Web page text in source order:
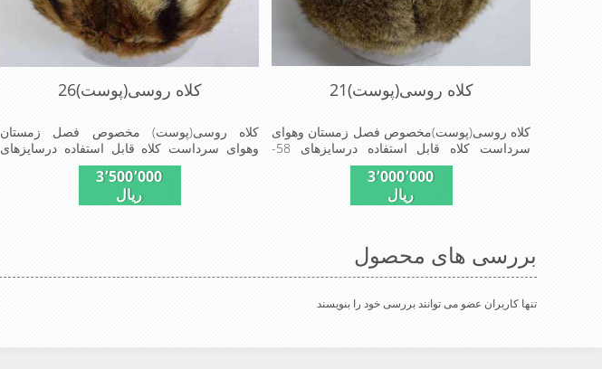
کلاه روسی(پوست)21
کلاه روسی(پوست)مخصوص فصل زمستان وهوای
سرداست کلاه قابل استفاده درسایزهای 58-
59می باشد(فری سایز)وجنس این کلاه ازپوست
طبیی(خَز) تهیه شده است وآستری آن ازجنس
ساتن است این کلاه بسیارشیک وزیبا می
گردن روگرم نگاه می دارد
3٬000٬000
ریال
کلاه روسی(پوست)26
کلاه روسی(پوست) مخصوص فصل زمستان
وهوای سرداست کلاه قابل استفاده درسایزهای
58-59می باشد(فری سایز)وجنس این کلاه
ازپوست طبیی(خَز) تهیه شده است وآستری آن
ازجنس ساتن است این کلاه بسیار شیک وزیبا می
3٬500٬000
ریال
بررسی های محصول
تنها کاربران عضو می توانند بررسی خود را بنویسند